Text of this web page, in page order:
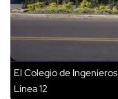
El Colegio de
Línea 12